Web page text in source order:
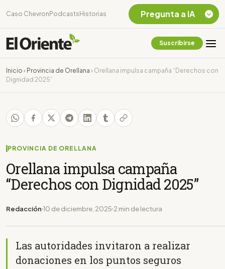
Caso Chevron Podcasts Historias
Suscribirse
Inicio › Provincia de Orellana › Orellana impulsa campaña “Derechos con
Dignidad 2025”
PROVINCIA DE ORELLANA
Orellana impulsa campaña
“Derechos con Dignidad 2025”
Redacción 10 de diciembre, 2025 2 min de lectura
Las autoridades invitaron a realizar
donaciones en los puntos seguros
Pregunta a IA
Chevron Ecuador